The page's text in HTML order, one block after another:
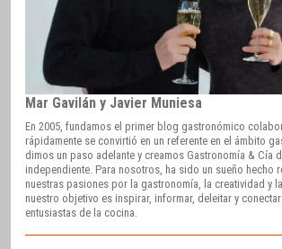
Mar Gavilán y Javier Muniesa
En 2005, fundamos el primer blog gastronómico
rápidamente se convirtió en un referente en el ámbito
dimos un paso adelante y creamos Gastronomía & Cía
independiente. Para nosotros, ha sido un sueño hecho
nuestras pasiones por la gastronomía, la creatividad y
nuestro objetivo es inspirar, informar, deleitar y
entusiastas de la cocina.